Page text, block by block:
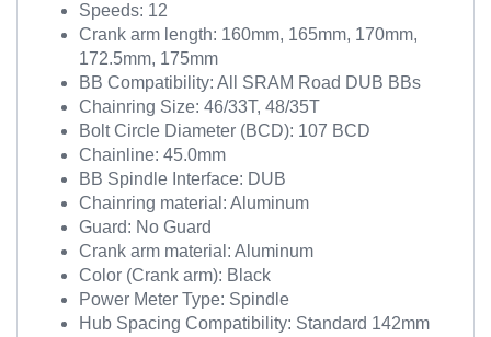
Speeds: 12
Crank arm length: 160mm, 165mm, 170mm,
172.5mm, 175mm
BB Compatibility: All SRAM Road DUB BBs
Chainring Size: 46/33T, 48/35T
Bolt Circle Diameter (BCD): 107 BCD
Chainline: 45.0mm
BB Spindle Interface: DUB
Chainring material: Aluminum
Guard: No Guard
Crank arm material: Aluminum
Color (Crank arm): Black
Power Meter Type: Spindle
Hub Spacing Compatibility: Standard 142mm